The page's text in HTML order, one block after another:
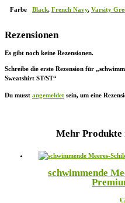
Farbe Black, French Navy, Varsity
Rezensionen
Es gibt noch keine Rezensionen.
Schreibe die erste Rezension für
Sweatshirt ST/ST“
Du musst angemeldet sein, um eine
Mehr Produkte
schwimmende
€